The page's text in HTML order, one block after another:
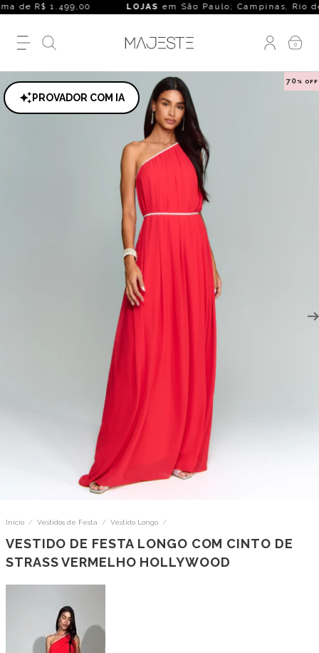
de R$ 1.499,00 LOJASem São Paulo, Campinas, Rio de
0
70 % OFF
PROVADOR COM IA
Início / Vestidos de Festa / Vestido Longo /
VESTIDO DE FESTA LONGO COM CINTO DE
STRASS VERMELHO HOLLYWOOD